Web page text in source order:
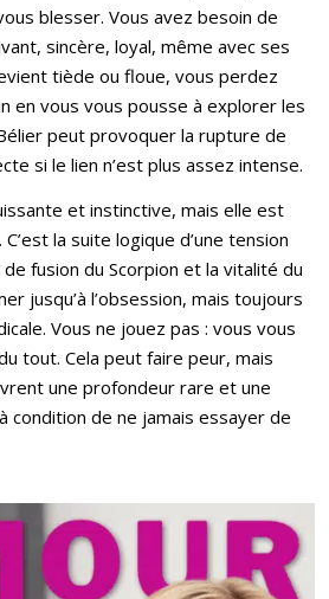
blesser. Vous avez besoin de
sincère, loyal, même avec ses
tiède ou floue, vous perdez
en vous vous pousse à explorer les
peut provoquer la rupture de
si le lien n’est plus assez intense.
et instinctive, mais elle est
la suite logique d’une tension
fusion du Scorpion et la vitalité du
jusqu’à l’obsession, mais toujours
Vous ne jouez pas : vous vous
tout. Cela peut faire peur, mais
une profondeur rare et une
condition de ne jamais essayer de